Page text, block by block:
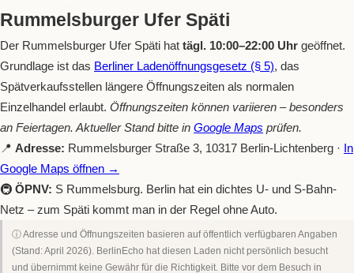
Rummelsburger Ufer Späti
Der Rummelsburger Ufer Späti hat tägl. 10:00–22:00 Uhr geöffnet.
Grundlage ist das Berliner Ladenöffnungsgesetz (§ 5), das
Spätverkaufsstellen längere Öffnungszeiten als normalen
Einzelhandel erlaubt. Öffnungszeiten können variieren – besonders
an Feiertagen. Aktueller Stand bitte in Google Maps prüfen.
📍 Adresse: Rummelsburger Straße 3, 10317 Berlin-Lichtenberg · In
Google Maps öffnen →
🚇 ÖPNV: S Rummelsburg. Berlin hat ein dichtes U- und S-Bahn-
Netz – zum Späti kommt man in der Regel ohne Auto.
ⓘ Adresse und Öffnungszeiten basieren auf öffentlich verfügbaren Angaben
(Stand: April 2026). BerlinEcho hat diesen Laden nicht persönlich besucht
und übernimmt keine Gewähr für die Richtigkeit. Bitte vor dem Besuch in